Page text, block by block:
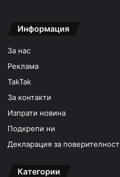
Информация
За нас
Реклама
TakTak
За контакти
Изпрати новина
Подкрепи ни
Декларация за поверителност
Категории